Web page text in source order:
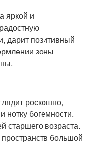
яркой и
дарит позитивный
зоны
роскошно,
нотку богемности.
возраста.
большой